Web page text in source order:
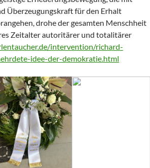
Überzeugungskraft für den Erhalt
drohe der gesamten Menschheit
Zeitalter autoritärer und totalitärer
intervention/richard-
idee-der-demokratie.html